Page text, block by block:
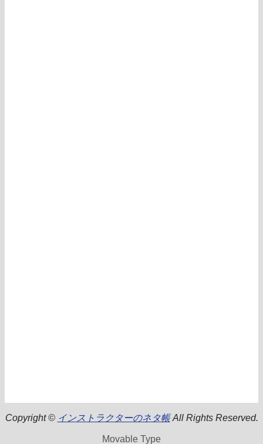
Copyright © インストラクターのネタ帳All Rights Reserved.
Movable Type